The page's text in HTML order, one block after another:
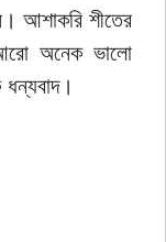
আশাকরি শীতের
অনেক ভালো